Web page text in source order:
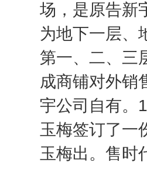
场，是原告新
为地下一层、
第一、二、三
成商铺对外销
宇公司自有。
玉梅签订了一
玉梅出。售时